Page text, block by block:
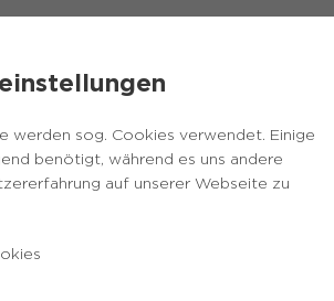
werden sog. Cookies verwendet. Einige
benötigt, während es uns andere
auf unserer Webseite zu